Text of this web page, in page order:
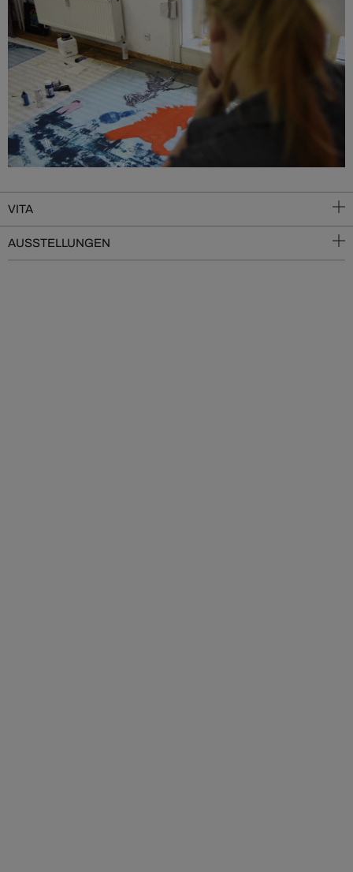
VITA
AUSSTELLUNGEN